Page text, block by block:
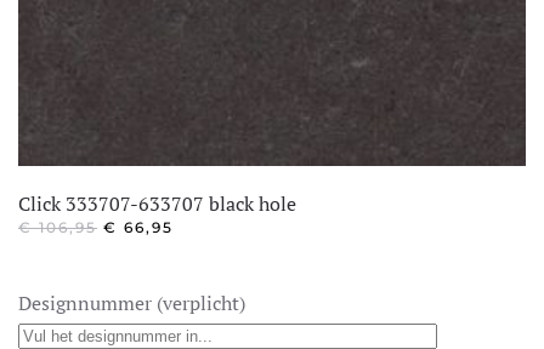
Click 333707-633707 black hole
€106,95 OORSPRONKELIJKE
€ 66,95
Designnummer (verplicht)